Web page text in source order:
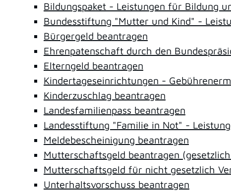
Bildungspaket - Leistungen für Bildung
Bundesstiftung "Mutter und Kind" -
Bürgergeld beantragen
Ehrenpatenschaft durch den
Elterngeld beantragen
Kindertageseinrichtungen -
Kinderzuschlag beantragen
Landesfamilienpass beantragen
Landesstiftung "Familie in Not" -
Meldebescheinigung beantragen
Mutterschaftsgeld beantragen
Mutterschaftsgeld für nicht gesetzlich
Unterhaltsvorschuss beantragen